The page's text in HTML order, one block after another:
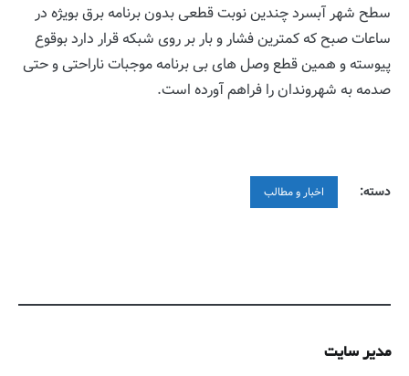
سطح شهر آبسرد چندین نوبت قطعی بدون برنامه برق بویژه در
ساعات صبح که کمترین فشار و بار بر روی شبکه قرار دارد بوقوع
پیوسته و همین قطع وصل های بی برنامه موجبات ناراحتی و حتی
صدمه به شهروندان را فراهم آورده است.
دسته: اخبار و مطالب
مدیر سایت